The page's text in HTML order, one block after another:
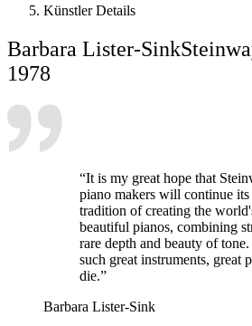
Künstler Details
Barbara Lister-Sink
1978
“It is my great hope that
piano makers will continue
tradition of creating the
beautiful pianos, combining
rare depth and beauty of
such great instruments, great
die.”
Barbara Lister-Sink